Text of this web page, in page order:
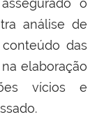
o
análise de
das
elaboração
vícios e